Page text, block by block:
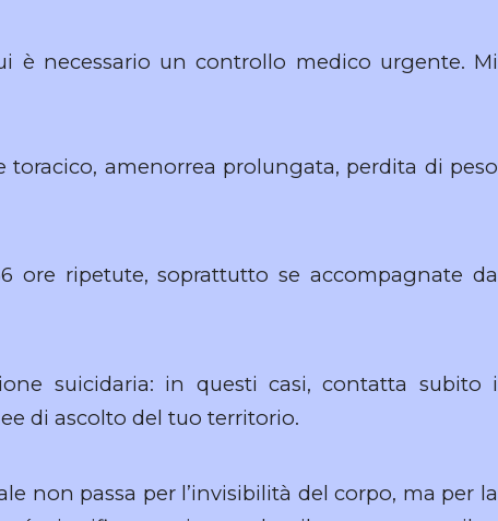
è necessario un controllo medico urgente. Mi
toracico, amenorrea prolungata, perdita di peso
ore ripetute, soprattutto se accompagnate da
suicidaria: in questi casi, contatta subito i
di ascolto del tuo territorio.
non passa per l’invisibilità del corpo, ma per la